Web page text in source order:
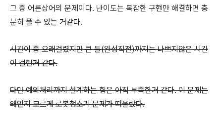
그 중 어른상어의 문제이다. 난이도는 복잡한 구현만 해결하면 충
분히 풀 수 있는 거같다.
시간이 좀 오래걸렸지만 큰 틀(완성직전)까지는 나쁘지않은 시간
이 걸린거 같다.
다만 예외처리까지 설계하는 힘은 아직 부족한거 같다. 이 문제는
왜인지 모르게 로봇청소기 문제가 떠올랐다.